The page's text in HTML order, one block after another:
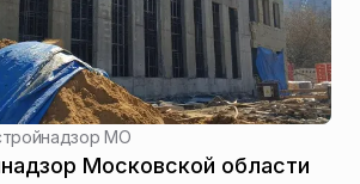
МО
Московской области